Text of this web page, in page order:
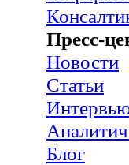
Пресс-
Новости
Статьи
Блог